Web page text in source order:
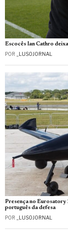
Escocês Ian Cathro
POR _LUSOJORNAL
Presença no
português da defesa
POR _LUSOJORNAL